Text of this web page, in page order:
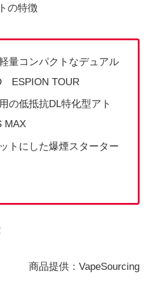
の特徴
量コンパクトなデュアル
ESPION TOUR
の低抵抗DL特化型アト
MAX
トにした爆煙スターター
商品提供：VapeSourcing